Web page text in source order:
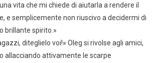
vita che mi chiede di aiutarla a rendere il
e semplicemente non riuscivo a decidermi di
brillante spirito.»
diteglielo voi!» Oleg si rivolse agli amici,
allacciando attivamente le scarpe